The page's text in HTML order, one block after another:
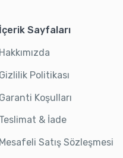
İçerik Sayfaları
Hakkımızda
Gizlilik Politikası
Garanti Koşulları
Teslimat & İade
Mesafeli Satış Sözleşmesi